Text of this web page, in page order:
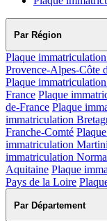
Par Région
Plaque
Provence-Alpes-Côte
Plaque
France Plaque
de-France Plaque
immatriculation
Franche-Comté
immatriculation
immatriculation
Aquitaine Plaque
Pays de la Loire
Par Département